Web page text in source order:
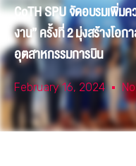
CoTH SPU จัดอบรมเพิ่มค
งาน” ครั้งที่ 2 มุ่งสร้างโอก
อุตสาหกรรมการบิน
February 16, 2024